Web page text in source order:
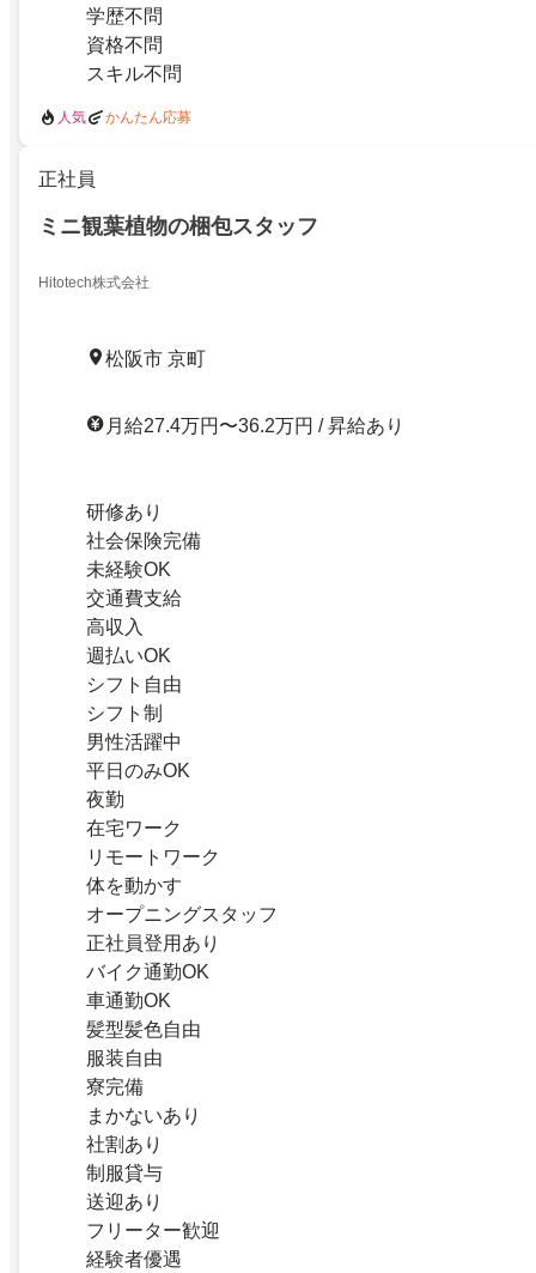
学歴不問
資格不問
スキル不問
人気 かんたん応募
正社員
ミニ観葉植物の梱包スタッフ
Hitotech株式会社
松阪市 京町
月給27.4万円〜36.2万円 / 昇給あり
研修あり
社会保険完備
未経験OK
交通費支給
高収入
週払いOK
シフト自由
シフト制
男性活躍中
平日のみOK
夜勤
在宅ワーク
リモートワーク
体を動かす
オープニングスタッフ
正社員登用あり
バイク通勤OK
車通勤OK
髪型髪色自由
服装自由
寮完備
まかないあり
社割あり
制服貸与
送迎あり
フリーター歓迎
経験者優遇